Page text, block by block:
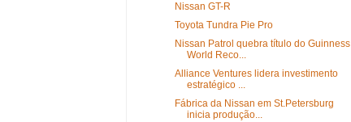
Nissan GT-R
Toyota Tundra Pie Pro
Nissan Patrol quebra título do Guinness
World Reco...
Alliance Ventures lidera investimento
estratégico ...
Fábrica da Nissan em St.Petersburg
inicia produção...